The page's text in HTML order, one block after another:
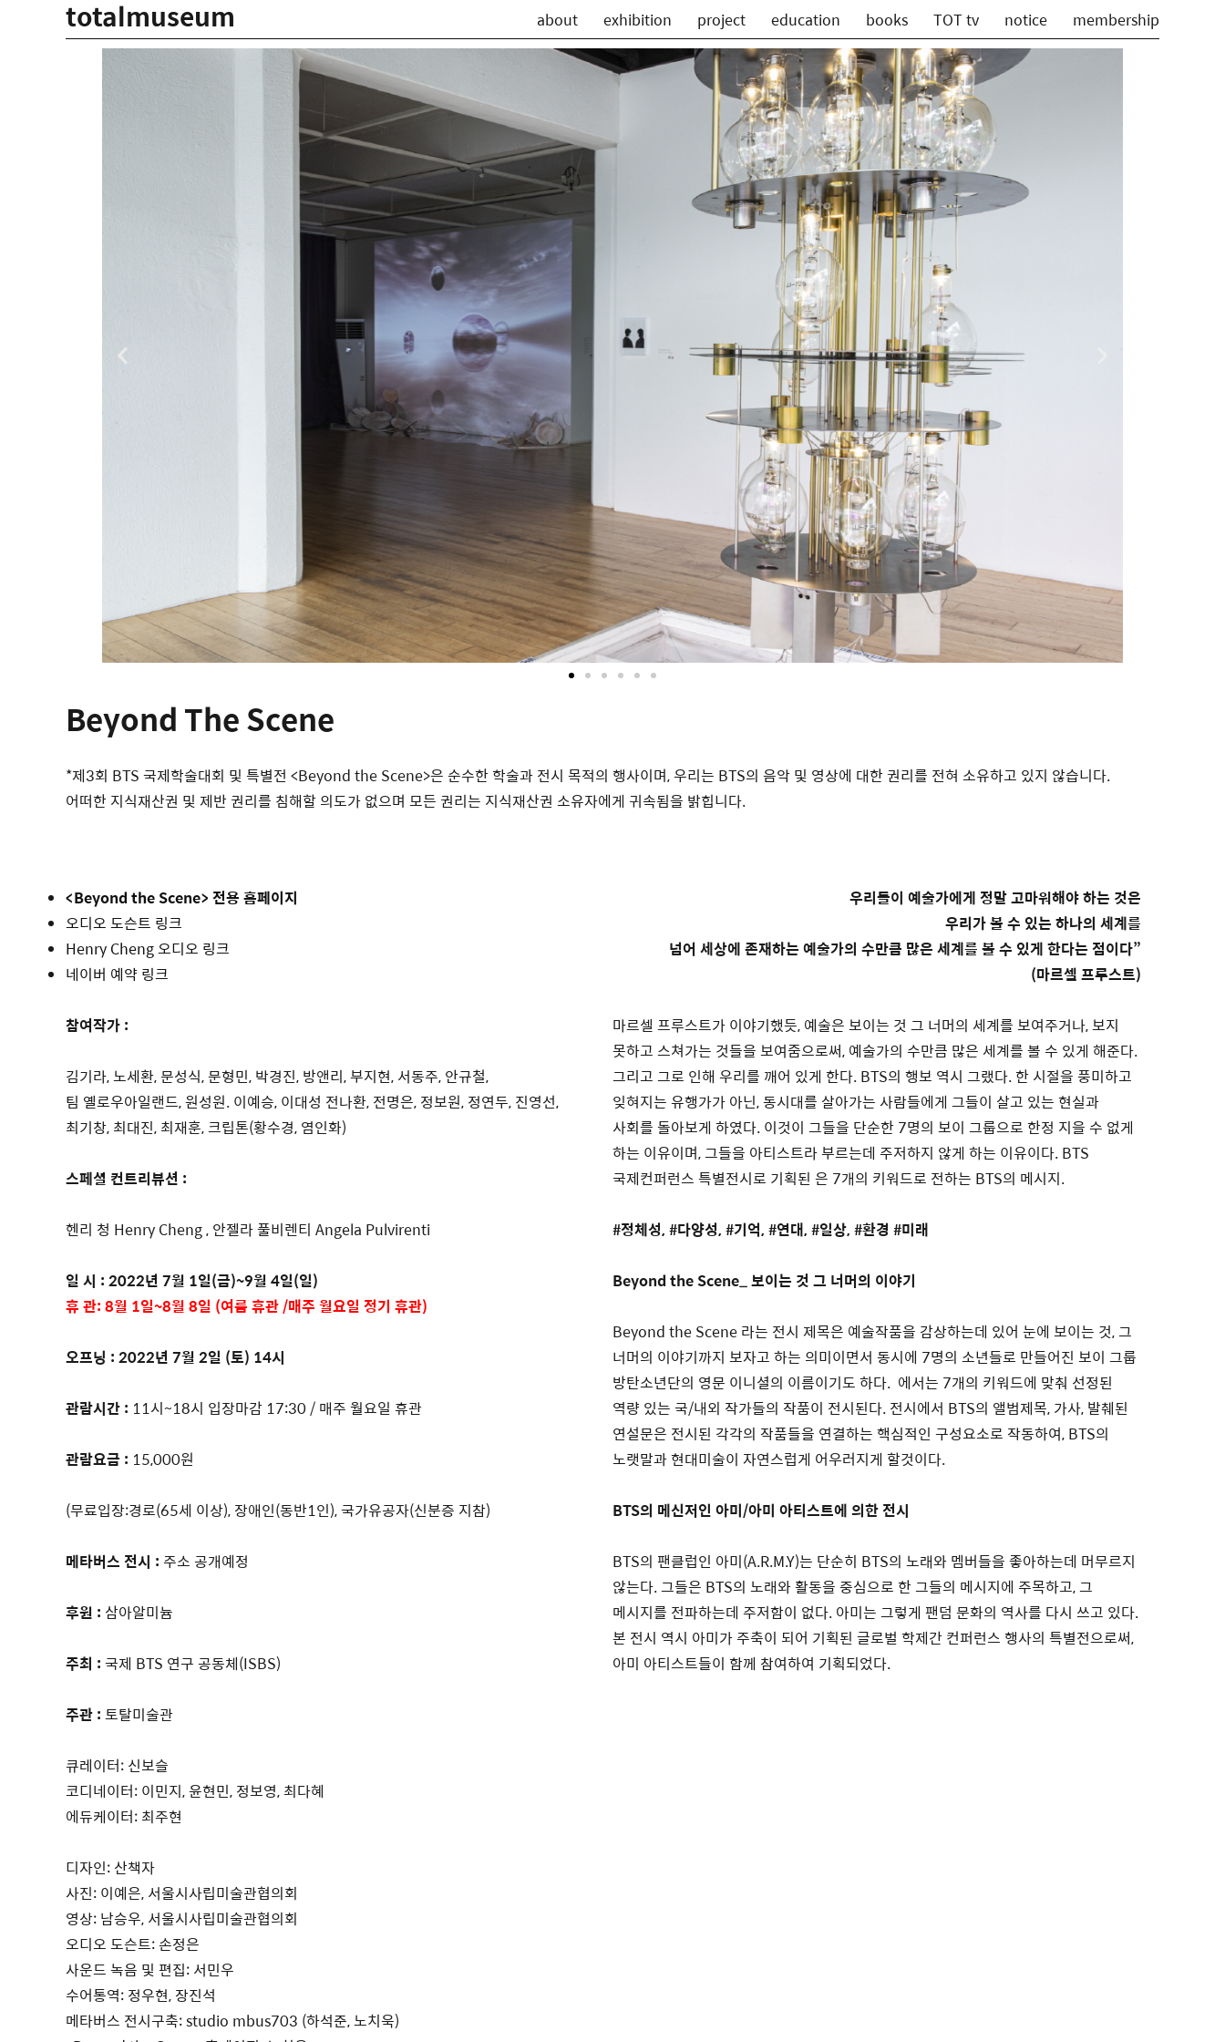
totalmuseum about exhibition project education books TOT tv notice membership
Beyond The Scene
*제3회 BTS 국제학술대회 및 특별전 <Beyond the Scene>은 순수한 학술과 전시 목적의 행사이며, 우리는 BTS의 음악 및 영상에 대한 권리를 전혀 소유하고 있지 않습니다.
어떠한 지식재산권 및 제반 권리를 침해할 의도가 없으며 모든 권리는 지식재산권 소유자에게 귀속됨을 밝힙니다.
<Beyond the Scene> 전용 홈페이지
오디오 도슨트 링크
Henry Cheng 오디오 링크
네이버 예약 링크
참여작가 :
김기라, 노세환, 문성식, 문형민, 박경진, 방앤리, 부지현, 서동주, 안규철,
팀 옐로우아일랜드, 원성원. 이예승, 이대성 전나환, 전명은, 정보원, 정연두, 진영선,
최기창, 최대진, 최재훈, 크립톤(황수경, 염인화)
스페셜 컨트리뷰션 :
헨리 청 Henry Cheng , 안젤라 풀비렌티 Angela Pulvirenti
일 시 : 2022년 7월 1일(금)~9월 4일(일)
휴 관: 8월 1일~8월 8일 (여름 휴관 /매주 월요일 정기 휴관)
오프닝 : 2022년 7월 2일 (토) 14시
관람시간 : 11시~18시 입장마감 17:30 / 매주 월요일 휴관
관람요금 : 15,000원
(무료입장:경로(65세 이상), 장애인(동반1인), 국가유공자(신분증 지참)
메타버스 전시 : 주소 공개예정
후원 : 삼아알미늄
주최 : 국제 BTS 연구 공동체(ISBS)
주관 : 토탈미술관
큐레이터: 신보슬
코디네이터: 이민지, 윤현민, 정보영, 최다혜
에듀케이터: 최주현
디자인: 산책자
사진: 이예은, 서울시사립미술관협의회
영상: 남승우, 서울시사립미술관협의회
오디오 도슨트: 손정은
사운드 녹음 및 편집: 서민우
수어통역: 정우현, 장진석
메타버스 전시구축: studio mbus703 (하석준, 노치욱)
우리들이 예술가에게 정말 고마워해야 하는 것은
우리가 볼 수 있는 하나의 세계를
넘어 세상에 존재하는 예술가의 수만큼 많은 세계를 볼 수 있게 한다는 점이다”
(마르셀 프루스트)
마르셀 프루스트가 이야기했듯, 예술은 보이는 것 그 너머의 세계를 보여주거나, 보지
못하고 스쳐가는 것들을 보여줌으로써, 예술가의 수만큼 많은 세계를 볼 수 있게 해준다.
그리고 그로 인해 우리를 깨어 있게 한다. BTS의 행보 역시 그랬다. 한 시절을 풍미하고
잊혀지는 유행가가 아닌, 동시대를 살아가는 사람들에게 그들이 살고 있는 현실과
사회를 돌아보게 하였다. 이것이 그들을 단순한 7명의 보이 그룹으로 한정 지을 수 없게
하는 이유이며, 그들을 아티스트라 부르는데 주저하지 않게 하는 이유이다. BTS
국제컨퍼런스 특별전시로 기획된 은 7개의 키워드로 전하는 BTS의 메시지.
#정체성, #다양성, #기억, #연대, #일상, #환경 #미래
Beyond the Scene_ 보이는 것 그 너머의 이야기
Beyond the Scene 라는 전시 제목은 예술작품을 감상하는데 있어 눈에 보이는 것, 그
너머의 이야기까지 보자고 하는 의미이면서 동시에 7명의 소년들로 만들어진 보이 그룹
방탄소년단의 영문 이니셜의 이름이기도 하다. 에서는 7개의 키워드에 맞춰 선정된
역량 있는 국/내외 작가들의 작품이 전시된다. 전시에서 BTS의 앨범제목, 가사, 발췌된
연설문은 전시된 각각의 작품들을 연결하는 핵심적인 구성요소로 작동하여, BTS의
노랫말과 현대미술이 자연스럽게 어우러지게 할것이다.
BTS의 메신저인 아미/아미 아티스트에 의한 전시
BTS의 팬클럽인 아미(A.R.M.Y)는 단순히 BTS의 노래와 멤버들을 좋아하는데 머무르지
않는다. 그들은 BTS의 노래와 활동을 중심으로 한 그들의 메시지에 주목하고, 그
메시지를 전파하는데 주저함이 없다. 아미는 그렇게 팬덤 문화의 역사를 다시 쓰고 있다.
본 전시 역시 아미가 주축이 되어 기획된 글로벌 학제간 컨퍼런스 행사의 특별전으로써,
아미 아티스트들이 함께 참여하여 기획되었다.